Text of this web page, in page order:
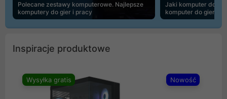
Polecane zestawy komputerowe. Najlepsze
komputery do gier i pracy
Jaki komputer do
komputer do gier |
Inspiracje produktowe
Wysyłka gratis Nowość